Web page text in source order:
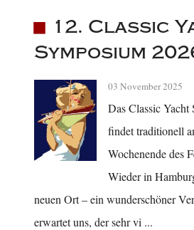
12. Classic
Symposium
03 November 2025
Das Classic
findet traditionell
Wochenende des
Wieder in
neuen Ort – ein wunderschöner
erwartet uns, der sehr vi ...